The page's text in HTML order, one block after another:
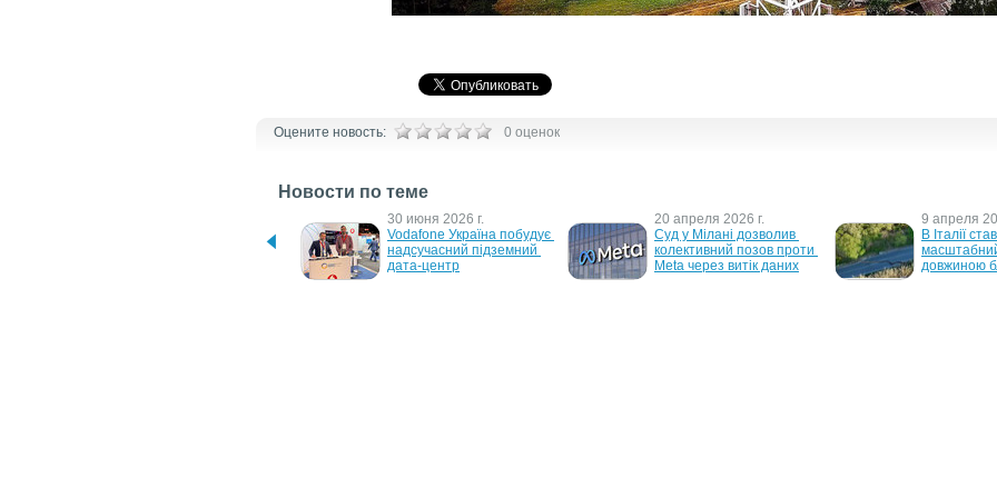
Оцените новость: 0 оценок
Новости по теме
30 июня 2026 г.
Vodafone Україна побудує
надсучасний підземний
дата-центр
20 апреля 2026 г.
Суд у Мілані дозволив
колективний позов проти
Meta через витік даних
9 апреля
В Італії
довжиною